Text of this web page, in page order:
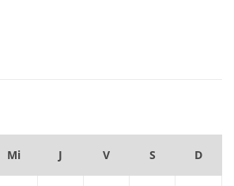
Mi J V S D